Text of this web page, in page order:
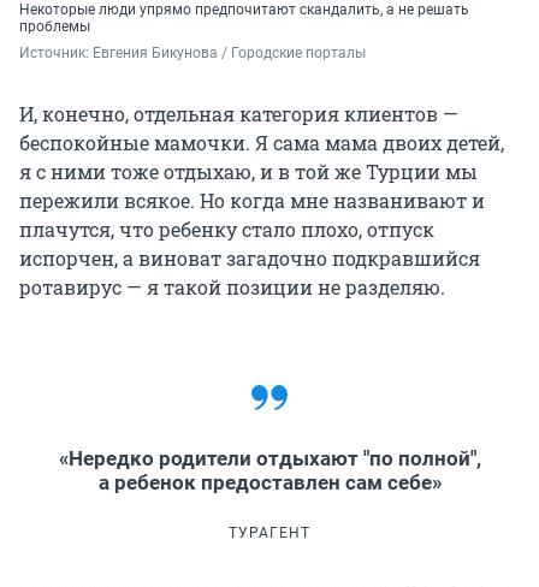
Некоторые люди упрямо предпочитают скандалить, а не решать
проблемы
Источник: Евгения Бикунова / Городские порталы
И, конечно, отдельная категория клиентов —
беспокойные мамочки. Я сама мама двоих детей,
я с ними тоже отдыхаю, и в той же Турции мы
пережили всякое. Но когда мне названивают и
плачутся, что ребенку стало плохо, отпуск
испорчен, а виноват загадочно подкравшийся
ротавирус — я такой позиции не разделяю.
«Нередко родители отдыхают "по полной",
а ребенок предоставлен сам себе»
ТУРАГЕНТ